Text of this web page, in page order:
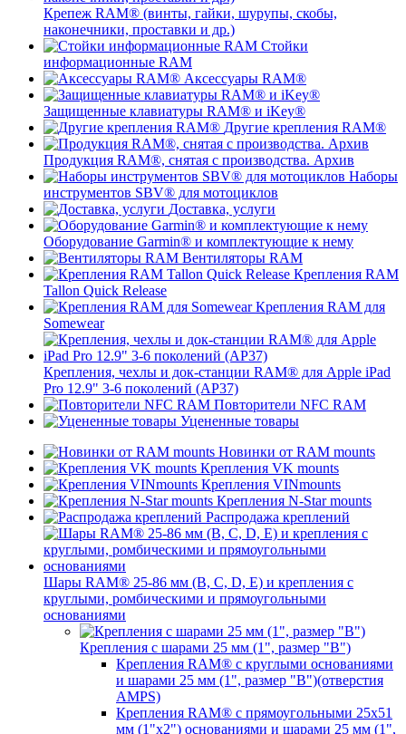
Крепеж RAM® (винты, гайки, шурупы, скобы,
наконечники, проставки и др.)
Стойки
информационные RAM
Аксессуары RAM®
Защищенные клавиатуры RAM® и iKey®
Другие крепления RAM®
Продукция RAM®, снятая с производства. Архив
Наборы
инструментов SBV® для мотоциклов
Доставка, услуги
Оборудование Garmin® и комплектующие к нему
Вентиляторы RAM
Крепления RAM
Tallon Quick Release
Крепления RAM для
Somewear
Крепления, чехлы и док-станции RAM® для Apple iPad
Pro 12.9" 3-6 поколений (AP37)
Повторители NFC RAM
Уцененные товары
Новинки от RAM mounts
Крепления VK mounts
Крепления VINmounts
Крепления N-Star mounts
Распродажа креплений
Шары RAM® 25-86 мм (B, C, D, E) и крепления с
круглыми, ромбическими и прямоугольными
основаниями
Крепления с шарами 25 мм (1", размер "B")
Крепления RAM® с круглыми основаниями
и шарами 25 мм (1", размер "B")(отверстия
AMPS)
Крепления RAM® с прямоугольными 25х51
мм (1"х2") основаниями и шарами 25 мм (1",